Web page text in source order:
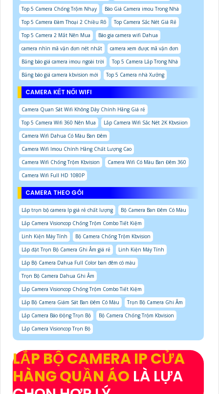
Top 5 Camera Chống Trộm Nhạy
Báo Giá Camera imou Trong Nhà
Top 5 Camera Đàm Thoại 2 Chiều Rõ
Top Camera Sắc Nét Giá Rẻ
Top 5 Camera 2 Mắt Nên Mua
Báo gia camera wifi Dahua
camera nhìn mã vận đơn nét nhất
camera xem được mã vận đơn
Bảng báo giá camera imou ngoài trời
Top 5 Camera Lắp Trong Nhà
Bảng báo giá camera kbvision mới
Top 5 Camera nhà Xưởng
CAMERA KẾT NỐI WIFI
Camera Quan Sát Wifi Không Dây Chính Hãng Giá rẻ
Top 5 Camera Wifi 360 Nên Mua
Lắp Camera Wifi Sắc Nét 2K Kbvsiion
Camera Wifi Dahua Có Màu Ban Đêm
Camera Wifi Imou Chính Hãng Chất Lượng Cao
Camera Wifi Chống Trộm Kbvision
Camera Wifi Có Màu Ban Đêm 360
Camera Wifi Full HD 1080P
CAMERA THEO GÓI
Lắp trọn bộ camera Ip giá rẻ chất lượng
Bộ Camera Ban Đêm Có Màu
Lắp Camera Visioncop Chống Trộm Combo Tiết Kiệm
Linh Kiện Máy Tính
Bộ Camera Chống Trộm Kbvision
Lắp đặt Trọn Bộ Camera Ghi Âm giá rẻ
Linh Kiện Máy Tính
Lắp Bộ Camera Dahua Full Color ban đêm có màu
Trọn Bộ Camera Dahua Ghi Âm
Lắp Camera Visioncop Chống Trộm Combo Tiết Kiệm
Lắp Bộ Camera Giám Sát Ban Đêm Có Màu
Trọn Bộ Camera Ghi Âm
Lắp Camera Báo Động Trọn Bộ
Bộ Camera Chống Trộm Kbvision
Lắp Camera Visioncop Trọn Bộ
LẮP BỘ CAMERA IP CỬA
HÀNG QUẦN ÁO LÀ LỰA